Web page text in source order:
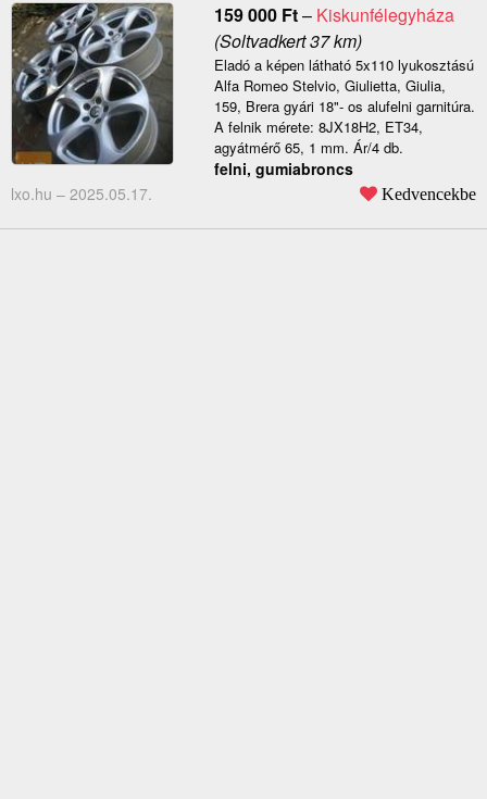
159 000 Ft– Kiskunfélegyháza
(Soltvadkert 37 km)
Eladó a képen látható 5x110 lyukosztású
Alfa Romeo Stelvio, Giulietta, Giulia,
159, Brera gyári 18"- os alufelni garnitúra.
A felnik mérete: 8JX18H2, ET34,
agyátmérő 65, 1 mm. Ár/4 db.
felni, gumiabroncs
lxo.hu – 2025.05.17. Kedvencekbe